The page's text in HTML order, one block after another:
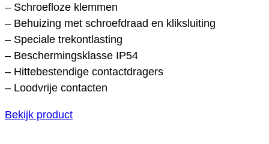
– Schroefloze klemmen
– Behuizing met schroefdraad en kliksluiting
– Speciale trekontlasting
– Beschermingsklasse IP54
– Hittebestendige contactdragers
– Loodvrije contacten
Bekijk product